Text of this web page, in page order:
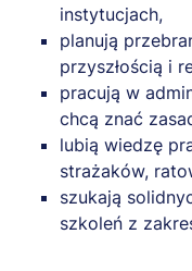
instytucjach,
planują
przyszłością i
pracują w
chcą znać
lubią wiedzę
strażaków,
szukają
szkoleń z